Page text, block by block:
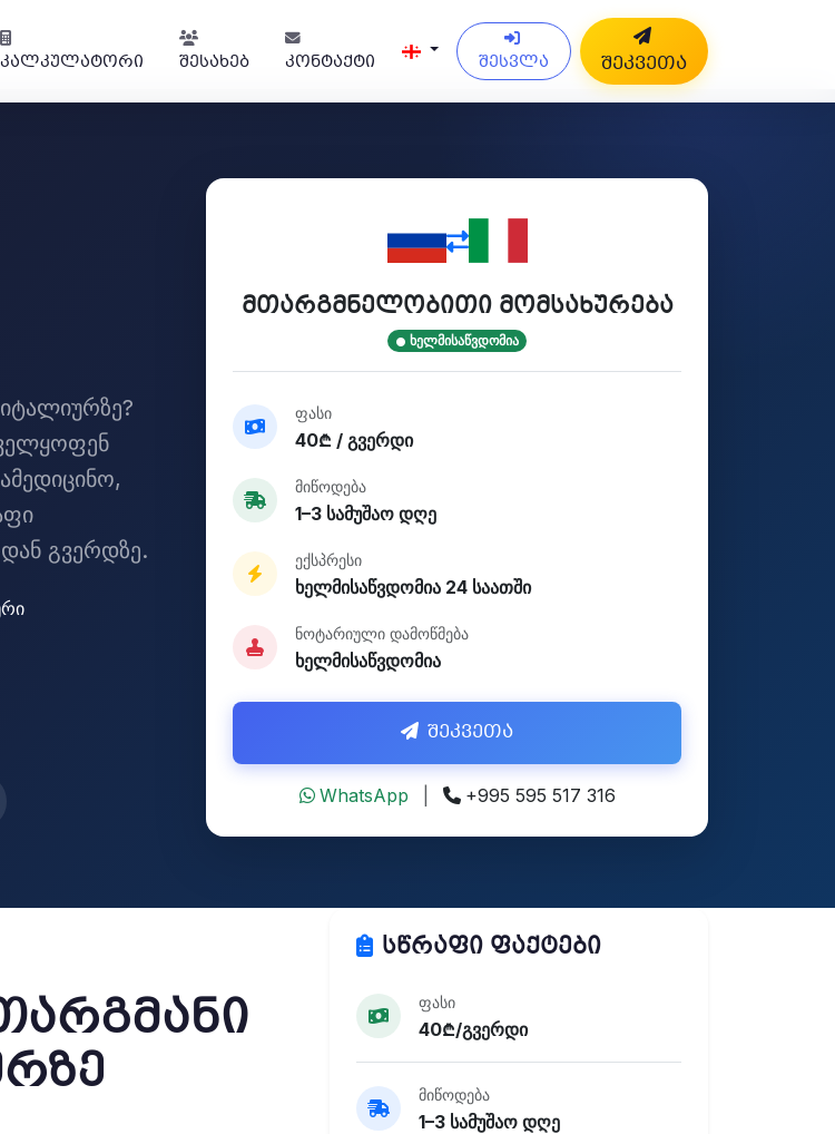
კალკულატორი
შესახებ კონტაქტი შესვლა შეკვეთა
გვერდზე.
მთარგმნელობითი მომსახურება
ხელმისაწვდომია
ფასი
40₾ / გვერდი
მიწოდება
1–3 სამუშაო დღე
ექსპრესი
ხელმისაწვდომია 24 საათში
ნოტარიული დამოწმება
ხელმისაწვდომია
შეკვეთა
WhatsApp +995 595 517 316
სწრაფი ფაქტები
ფასი
40₾/გვერდი
მიწოდება
1–3 სამუშაო დღე